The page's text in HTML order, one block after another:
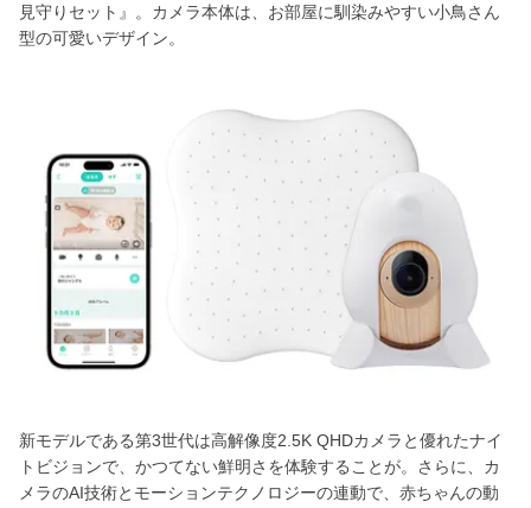
見守りセット』。カメラ本体は、お部屋に馴染みやすい小鳥さん
型の可愛いデザイン。
新モデルである第3世代は高解像度2.5K QHDカメラと優れたナイ
トビジョンで、かつてない鮮明さを体験することが。さらに、カ
メラのAI技術とモーションテクノロジーの連動で、赤ちゃんの動